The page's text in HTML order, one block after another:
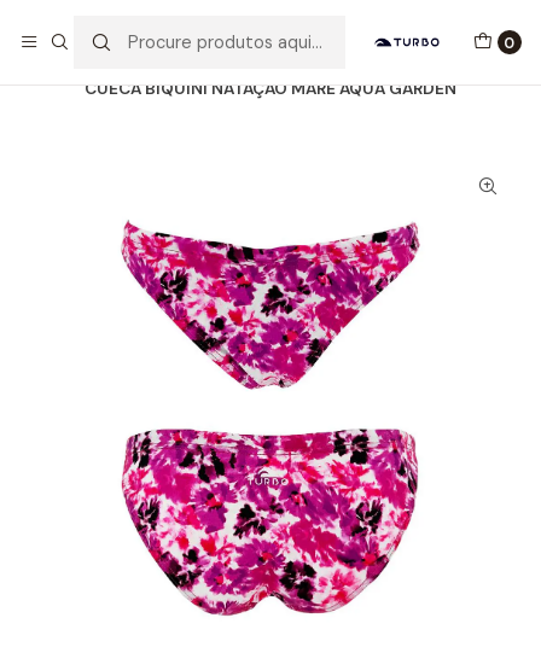
0
CUECA BIQUINI NATAÇÃO MARE AQUA GARDEN